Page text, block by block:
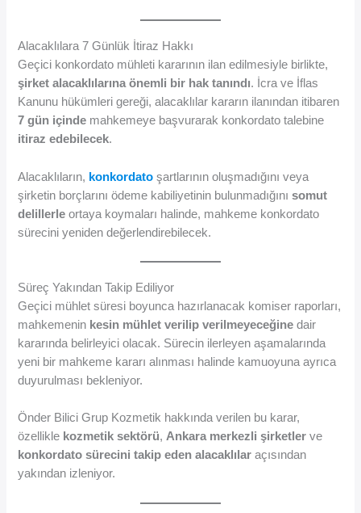
Alacaklılara 7 Günlük İtiraz Hakkı
Geçici konkordato mühleti kararının ilan edilmesiyle birlikte,
şirket alacaklılarına önemli bir hak tanındı. İcra ve İflas
Kanunu hükümleri gereği, alacaklılar kararın ilanından itibaren
7 gün içinde mahkemeye başvurarak konkordato talebine
itiraz edebilecek.
Alacaklıların, konkordatoşartlarının oluşmadığını veya
şirketin borçlarını ödeme kabiliyetinin bulunmadığınısomut
delillerle ortaya koymaları halinde, mahkeme konkordato
sürecini yeniden değerlendirebilecek.
Süreç Yakından Takip Ediliyor
Geçici mühlet süresi boyunca hazırlanacak komiser raporları,
mahkemenin kesin mühlet verilip verilmeyeceğine dair
kararında belirleyici olacak. Sürecin ilerleyen aşamalarında
yeni bir mahkeme kararı alınması halinde kamuoyuna ayrıca
duyurulması bekleniyor.
Önder Bilici Grup Kozmetik hakkında verilen bu karar,
özellikle kozmetik sektörü,Ankara merkezli şirketler ve
konkordato sürecini takip eden alacaklılar açısından
yakından izleniyor.